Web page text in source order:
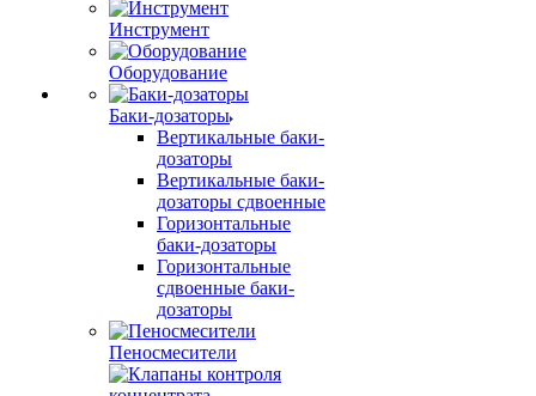
Инструмент
Оборудование
Баки-дозаторы
Вертикальные баки-
дозаторы
Вертикальные баки-
дозаторы сдвоенные
Горизонтальные
баки-дозаторы
Горизонтальные
сдвоенные баки-
дозаторы
Пеносмесители